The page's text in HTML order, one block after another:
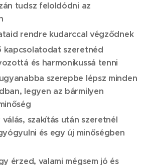
tudsz feloldódni az
rendre kudarccal végződnek
kapcsolatodat szeretnéd
és harmonikussá tenni
szerepbe lépsz minden
legyen az bármilyen
szakítás után szeretnél
és egy új minőségben
érzed, valami mégsem jó és